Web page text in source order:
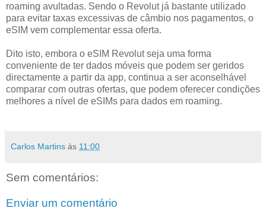
roaming avultadas. Sendo o Revolut já bastante utilizado
para evitar taxas excessivas de câmbio nos pagamentos, o
eSIM vem complementar essa oferta.
Dito isto, embora o eSIM Revolut seja uma forma
conveniente de ter dados móveis que podem ser geridos
directamente a partir da app, continua a ser aconselhável
comparar com outras ofertas, que podem oferecer condições
melhores a nível de eSIMs para dados em roaming.
Carlos Martins às 11:00
Sem comentários:
Enviar um comentário